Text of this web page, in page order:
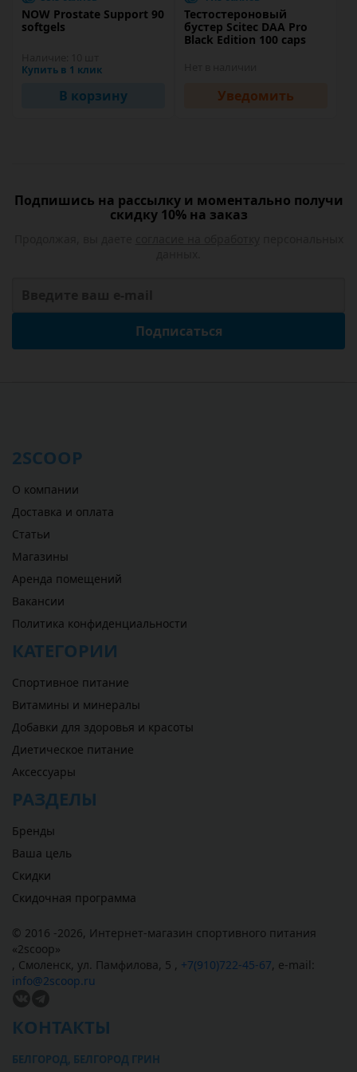
NOW Prostate Support 90
softgels
Купить в 1 клик
В корзину
Тестостероновый
бустер Scitec DAA Pro
Black Edition 100 caps
Уведомить
Подпишись на рассылку и моментально получи
скидку 10% на заказ
Подписаться
2SCOOP
О компании
Доставка и оплата
Статьи
Магазины
Аренда помещений
Вакансии
Политика конфиденциальности
КАТЕГОРИИ
Спортивное питание
Витамины и минералы
Добавки для здоровья и красоты
Диетическое питание
Аксессуары
РАЗДЕЛЫ
Бренды
Ваша цель
Скидки
Скидочная программа
© 2016 -2026, Интернет-магазин спортивного питания
«2scoop»
, Смоленск, ул. Памфилова, 5 , +7(910)722-45-67, e-mail:
info@2scoop.ru
КОНТАКТЫ
БЕЛГОРОД, БЕЛГОРОД ГРИН